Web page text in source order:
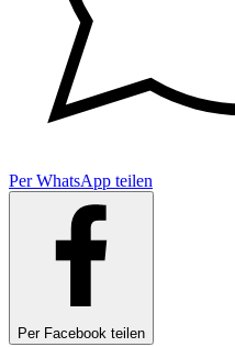
Per WhatsApp teilen
Per Facebook teilen